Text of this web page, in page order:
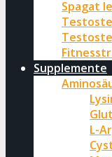
Spagat
Supplemente
L-